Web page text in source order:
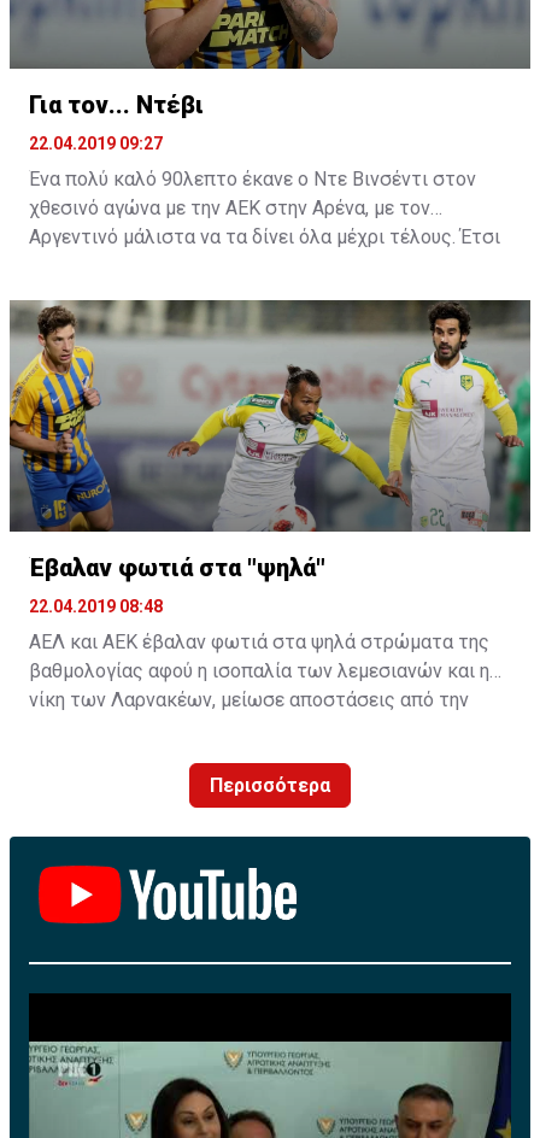
Για τον... Ντέβι
22.04.2019 09:27
Ένα πολύ καλό 90λεπτο έκανε ο Ντε Βινσέντι στον
χθεσινό αγώνα με την ΑΕΚ στην Αρένα, με τον
Αργεντινό μάλιστα να τα δίνει όλα μέχρι τέλους. Έτσι
φάση του ματς, όπου σημάδεψε το δοκάρι της εστίας
του Τόνιο.
Έβαλαν φωτιά στα "ψηλά"
22.04.2019 08:48
ΑΕΛ και ΑΕΚ έβαλαν φωτιά στα ψηλά στρώματα της
βαθμολογίας αφού η ισοπαλία των λεμεσιανών και η
νίκη των Λαρνακέων, μείωσε αποστάσεις από την
Περισσότερα